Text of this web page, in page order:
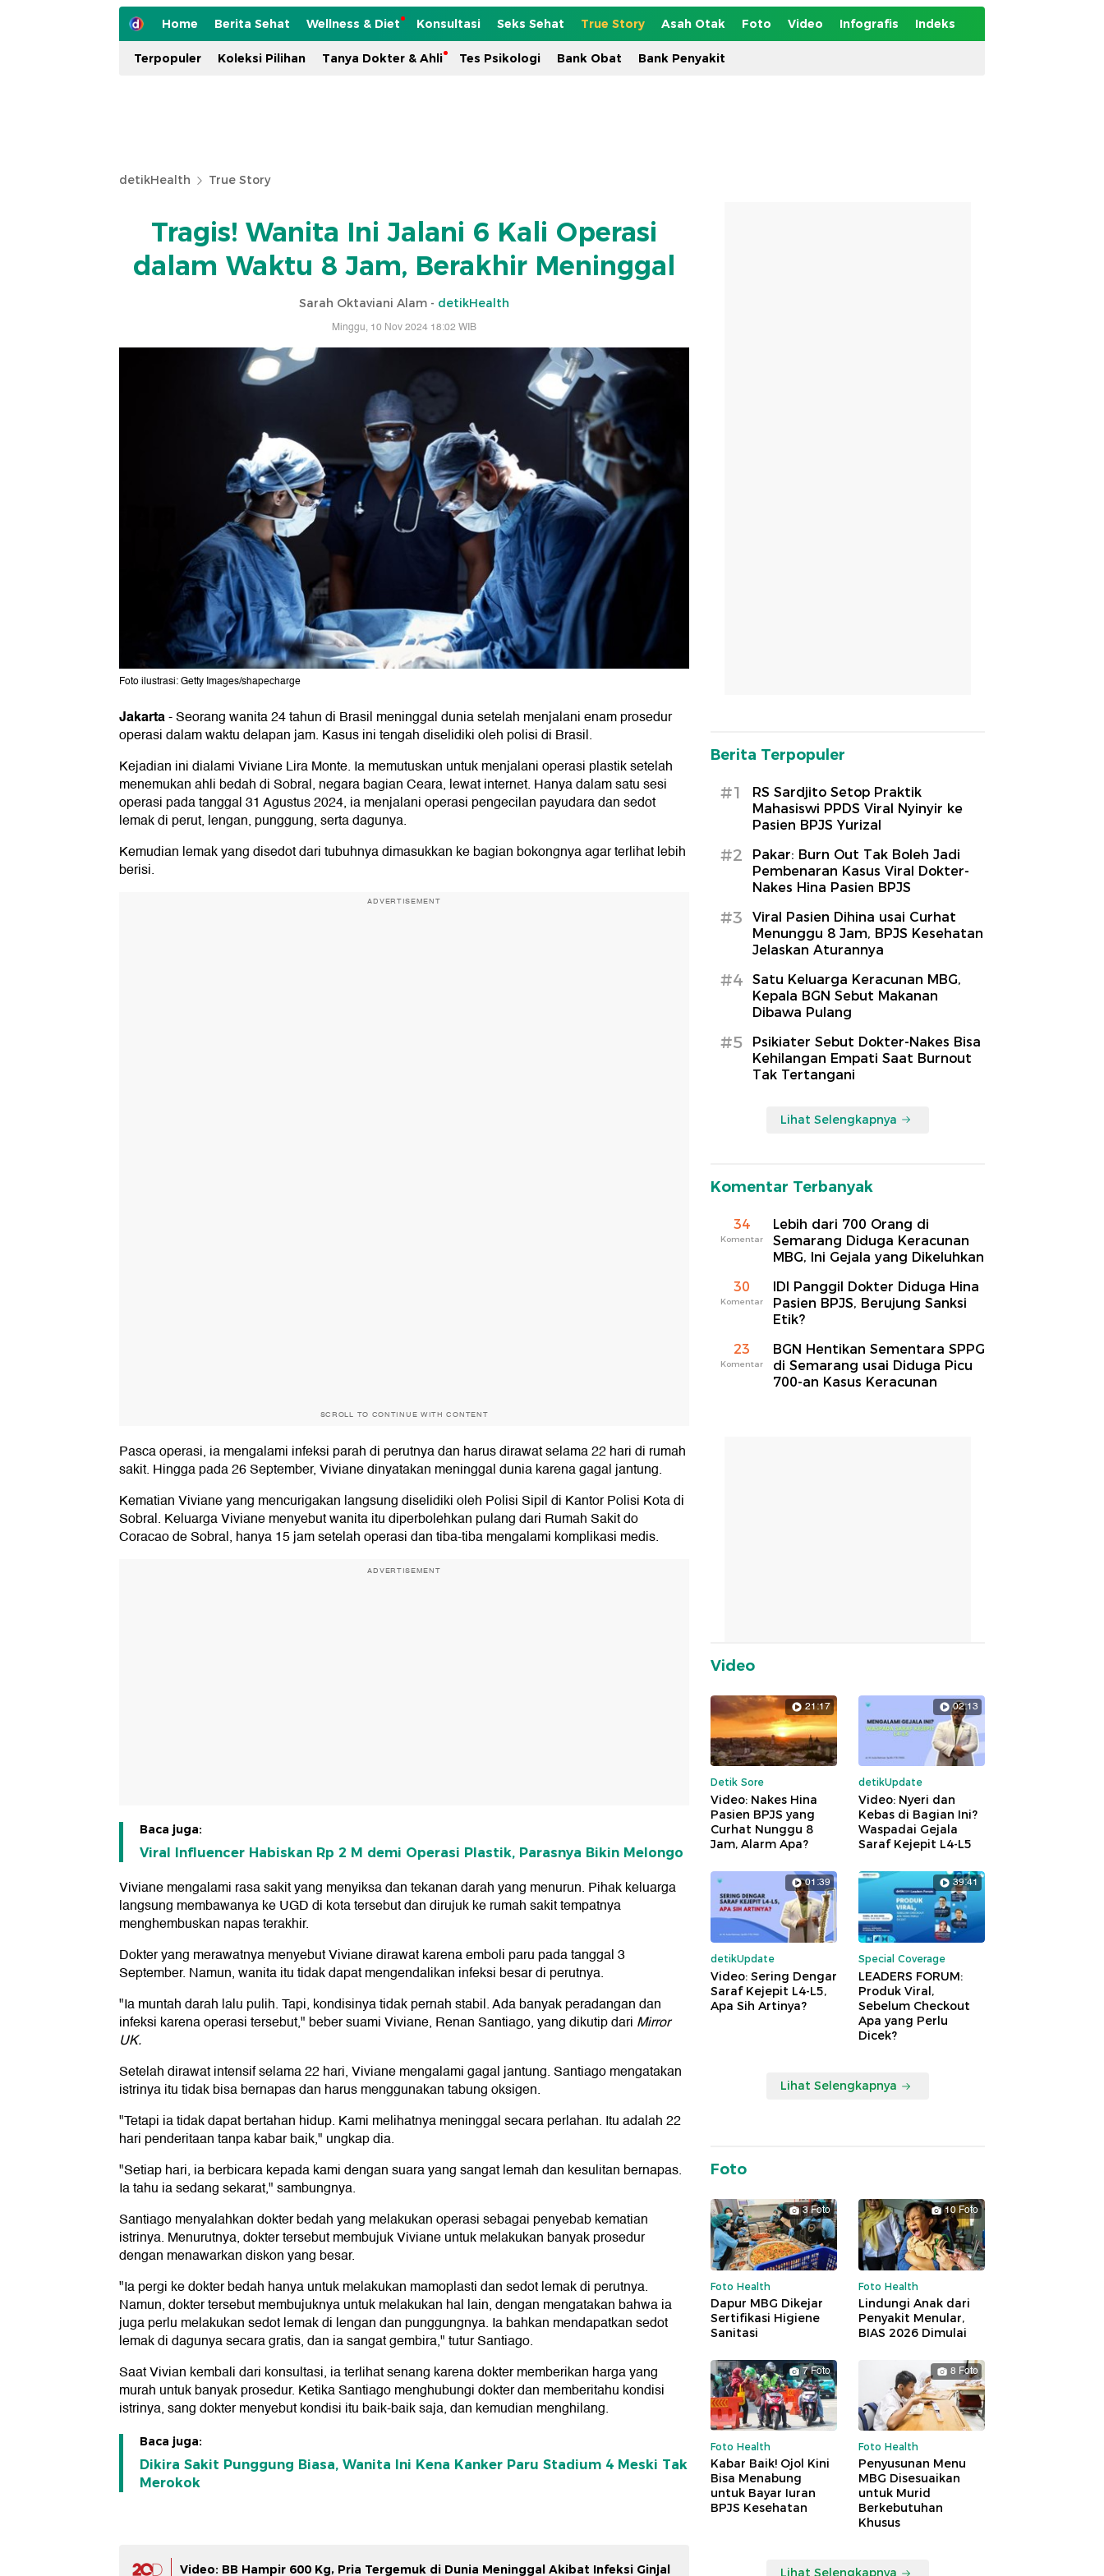
Home Berita Sehat Wellness & Diet Konsultasi Seks Sehat True Story Asah Otak Foto Video Infografis Indeks
Terpopuler Koleksi Pilihan Tanya Dokter & Ahli Tes Psikologi Bank Obat Bank Penyakit
detikHealth True Story
Tragis! Wanita Ini Jalani 6 Kali Operasi
dalam Waktu 8 Jam, Berakhir Meninggal
Sarah Oktaviani Alam - detikHealth
Minggu, 10 Nov 2024 18:02 WIB
Foto ilustrasi: Getty Images/shapecharge
Jakarta-Seorang wanita 24 tahun di Brasil meninggal dunia setelah menjalani enam prosedur
operasi dalam waktu delapan jam. Kasus ini tengah diselidiki oleh polisi di Brasil.
Kejadian ini dialami Viviane Lira Monte. Ia memutuskan untuk menjalani operasi plastik setelah
menemukan ahli bedah di Sobral, negara bagian Ceara, lewat internet. Hanya dalam satu sesi
operasi pada tanggal 31 Agustus 2024, ia menjalani operasi pengecilan payudara dan sedot
lemak di perut, lengan, punggung, serta dagunya.
Kemudian lemak yang disedot dari tubuhnya dimasukkan ke bagian bokongnya agar terlihat lebih
berisi.
ADVERTISEMENT
SCROLL TO CONTINUE WITH CONTENT
Pasca operasi, ia mengalami infeksi parah di perutnya dan harus dirawat selama 22 hari di rumah
sakit. Hingga pada 26 September, Viviane dinyatakan meninggal dunia karena gagal jantung.
Kematian Viviane yang mencurigakan langsung diselidiki oleh Polisi Sipil di Kantor Polisi Kota di
Sobral. Keluarga Viviane menyebut wanita itu diperbolehkan pulang dari Rumah Sakit do
Coracao de Sobral, hanya 15 jam setelah operasi dan tiba-tiba mengalami komplikasi medis.
ADVERTISEMENT
Baca juga:
Viral Influencer Habiskan Rp 2 M demi Operasi Plastik, Parasnya Bikin Melongo
Viviane mengalami rasa sakit yang menyiksa dan tekanan darah yang menurun. Pihak keluarga
langsung membawanya ke UGD di kota tersebut dan dirujuk ke rumah sakit tempatnya
menghembuskan napas terakhir.
Dokter yang merawatnya menyebut Viviane dirawat karena emboli paru pada tanggal 3
September. Namun, wanita itu tidak dapat mengendalikan infeksi besar di perutnya.
"Ia muntah darah lalu pulih. Tapi, kondisinya tidak pernah stabil. Ada banyak peradangan dan
infeksi karena operasi tersebut," beber suami Viviane, Renan Santiago, yang dikutip dari Mirror
UK.
Setelah dirawat intensif selama 22 hari, Viviane mengalami gagal jantung. Santiago mengatakan
istrinya itu tidak bisa bernapas dan harus menggunakan tabung oksigen.
"Tetapi ia tidak dapat bertahan hidup. Kami melihatnya meninggal secara perlahan. Itu adalah 22
hari penderitaan tanpa kabar baik," ungkap dia.
"Setiap hari, ia berbicara kepada kami dengan suara yang sangat lemah dan kesulitan bernapas.
Ia tahu ia sedang sekarat," sambungnya.
Santiago menyalahkan dokter bedah yang melakukan operasi sebagai penyebab kematian
istrinya. Menurutnya, dokter tersebut membujuk Viviane untuk melakukan banyak prosedur
dengan menawarkan diskon yang besar.
"Ia pergi ke dokter bedah hanya untuk melakukan mamoplasti dan sedot lemak di perutnya.
Namun, dokter tersebut membujuknya untuk melakukan hal lain, dengan mengatakan bahwa ia
juga perlu melakukan sedot lemak di lengan dan punggungnya. Ia bahkan mendapatkan sedot
lemak di dagunya secara gratis, dan ia sangat gembira," tutur Santiago.
Saat Vivian kembali dari konsultasi, ia terlihat senang karena dokter memberikan harga yang
murah untuk banyak prosedur. Ketika Santiago menghubungi dokter dan memberitahu kondisi
istrinya, sang dokter menyebut kondisi itu baik-baik saja, dan kemudian menghilang.
Baca juga:
Dikira Sakit Punggung Biasa, Wanita Ini Kena Kanker Paru Stadium 4 Meski Tak
Merokok
Video: BB Hampir 600 Kg, Pria Tergemuk di Dunia Meninggal Akibat Infeksi Ginjal
Berita Terpopuler
#1
RS Sardjito Setop Praktik
Mahasiswi PPDS Viral Nyinyir ke
Pasien BPJS Yurizal
#2
Pakar: Burn Out Tak Boleh Jadi
Pembenaran Kasus Viral Dokter-
Nakes Hina Pasien BPJS
#3
Viral Pasien Dihina usai Curhat
Menunggu 8 Jam, BPJS Kesehatan
Jelaskan Aturannya
#4
Satu Keluarga Keracunan MBG,
Kepala BGN Sebut Makanan
Dibawa Pulang
#5
Psikiater Sebut Dokter-Nakes Bisa
Kehilangan Empati Saat Burnout
Tak Tertangani
Lihat Selengkapnya
Komentar Terbanyak
34
Komentar
Lebih dari 700 Orang di
Semarang Diduga Keracunan
MBG, Ini Gejala yang Dikeluhkan
30
Komentar
IDI Panggil Dokter Diduga Hina
Pasien BPJS, Berujung Sanksi
Etik?
23
Komentar
BGN Hentikan Sementara SPPG
di Semarang usai Diduga Picu
700-an Kasus Keracunan
Video
21:17
Detik Sore
Video: Nakes Hina
Pasien BPJS yang
Curhat Nunggu 8
Jam, Alarm Apa?
02:13
detikUpdate
Video: Nyeri dan
Kebas di Bagian Ini?
Waspadai Gejala
Saraf Kejepit L4-L5
01:39
detikUpdate
Video: Sering Dengar
Saraf Kejepit L4-L5,
Apa Sih Artinya?
39:41
Special Coverage
LEADERS FORUM:
Produk Viral,
Sebelum Checkout
Apa yang Perlu
Dicek?
Lihat Selengkapnya
Foto
3 Foto
Foto Health
Dapur MBG Dikejar
Sertifikasi Higiene
Sanitasi
10 Foto
Foto Health
Lindungi Anak dari
Penyakit Menular,
BIAS 2026 Dimulai
7 Foto
Foto Health
Kabar Baik! Ojol Kini
Bisa Menabung
untuk Bayar Iuran
BPJS Kesehatan
8 Foto
Foto Health
Penyusunan Menu
MBG Disesuaikan
untuk Murid
Berkebutuhan
Khusus
Lihat Selengkapnya